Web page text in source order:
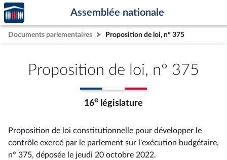
Aller au contenu
Aller en bas de la page
Accèder
à la
page
d'accueil
Assemblée nationale
Documents parlementaires Proposition de loi, n° 375
Proposition de loi, n° 375
16e législature
Proposition de loi constitutionnelle pour développer le
contrôle exercé par le parlement sur l'exécution budgétaire,
n° 375, déposée le jeudi 20 octobre 2022.